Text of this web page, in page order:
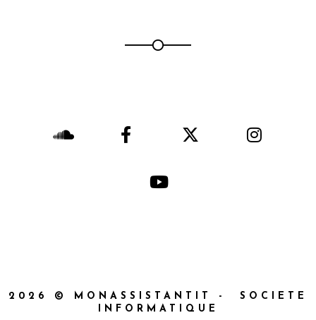
2026 © MONASSISTANTIT - SOCIETE
INFORMATIQUE